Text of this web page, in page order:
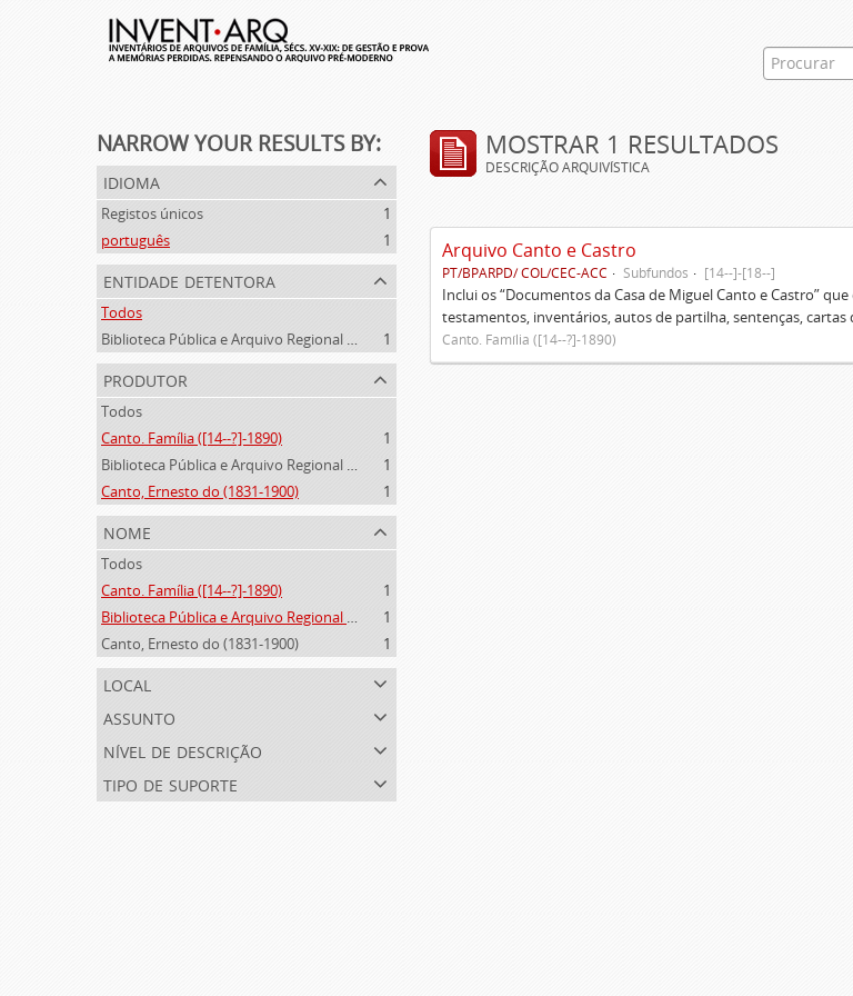
NARROW YOUR RESULTS BY:
idioma
Registos únicos
1
português
1
entidade detentora
Todos
Biblioteca Pública e Arquivo Regional de Ponta Delgada
1
produtor
Todos
Canto. Família ([14--?]-1890)
1
Biblioteca Pública e Arquivo Regional de Ponta Delgada (1841- )
1
Canto, Ernesto do (1831-1900)
1
nome
Todos
Canto. Família ([14--?]-1890)
1
Biblioteca Pública e Arquivo Regional de Ponta Delgada (1841- )
1
Canto, Ernesto do (1831-1900)
1
local
assunto
nível de descrição
tipo de suporte
MOSTRAR 1 RESULTADOS
DESCRIÇÃO ARQUIVÍSTICA
Arquivo Canto e Castro
PT/BPARPD/ COL/CEC-ACC Subfundos [14--]-[18--]
Inclui os “Documentos da Casa de Miguel Canto e Castro”
testamentos, inventários, autos de partilha, sentenças,
Canto. Família ([14--?]-1890)